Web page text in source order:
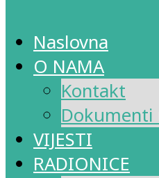
Naslovna
O NAMA
Kontakt
VIJESTI
RADIONICE